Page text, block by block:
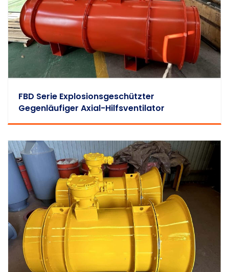
FBD Serie Explosionsgeschützter
Gegenläufiger Axial-Hilfsventilator